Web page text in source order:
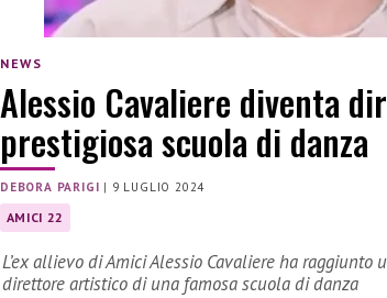
NEWS
Alessio Cavaliere diventa
prestigiosa scuola di danza
DEBORA PARIGI | 9 LUGLIO 2024
AMICI 22
L’ex allievo di Amici Alessio Cavaliere ha
direttore artistico di una famosa scuola di danza